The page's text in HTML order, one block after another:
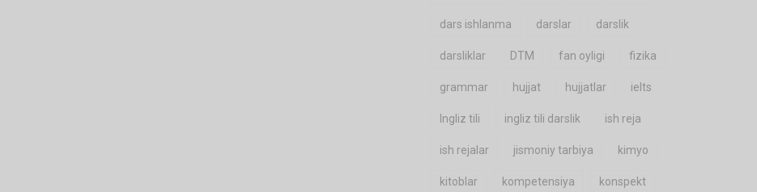
dars ishlanma darslar darslik
darsliklar DTM fan oyligi fizika
grammar hujjat hujjatlar ielts
Ingliz tili ingliz tili darslik ish reja
ish rejalar jismoniy tarbiya kimyo
kitoblar kompetensiya konspekt